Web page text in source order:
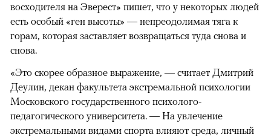
восходителя на Эверест» пишет, что у некоторых людей
есть особый «ген высоты» — непреодолимая тяга к
горам, которая заставляет возвращаться туда снова и
снова.
«Это скорее образное выражение, — считает Дмитрий
Деулин, декан факультета экстремальной психологии
Московского государственного психолого-
педагогического университета. — На увлечение
экстремальными видами спорта влияют среда, личный